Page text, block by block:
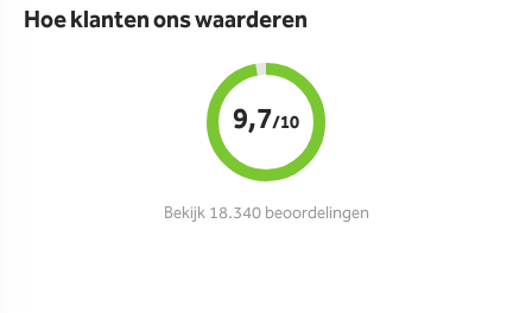
Hoe klanten ons waarderen
9,7/10
Bekijk 18.340 beoordelingen